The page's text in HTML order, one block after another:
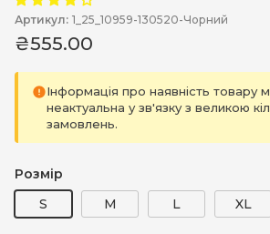
Артикул: 1_25_10959-130520-Чорний
₴555.00
Інформація про наявність товару
неактуальна у зв'язку з великою
замовлень.
Розмір
S
M L XL